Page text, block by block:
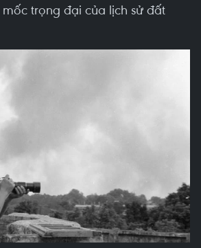
trọng đại của lịch sử đất